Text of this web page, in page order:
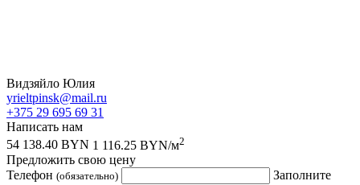
Видзяйло Юлия
yrieltpinsk@mail.ru
+375 29 695 69 31
Написать нам
54 138.40 BYN 1 116.25 BYN/м2
Предложить свою цену
Телефон (обязательно)
Заполните